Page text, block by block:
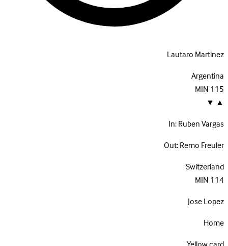
Lautaro Martinez
Argentina
115
MIN
▲
▼
In:Ruben Vargas
Out:Remo Freuler
Switzerland
114
MIN
Jose Lopez
Home